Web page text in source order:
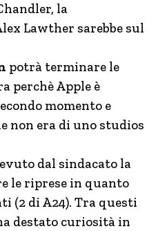
la
Lawther sarebbe sul
potrà terminare le
perchè Apple è
momento e
non era di uno studios
dal sindacato la
le riprese in quanto
(2 di A24). Tra questi
destato curiosità in